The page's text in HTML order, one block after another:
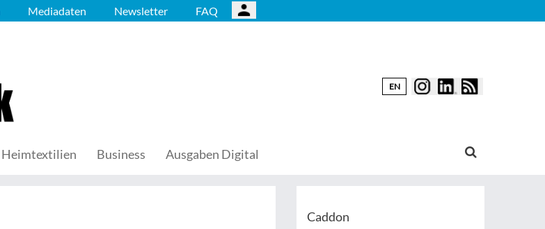
Mediadaten Newsletter FAQ
EN
Heimtextilien Business Ausgaben Digital
Caddon